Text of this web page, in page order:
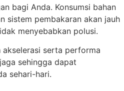
bagi Anda. Konsumsi bahan
sistem pembakaran akan jauh
menyebabkan polusi.
akselerasi serta performa
sehingga dapat
sehari-hari.